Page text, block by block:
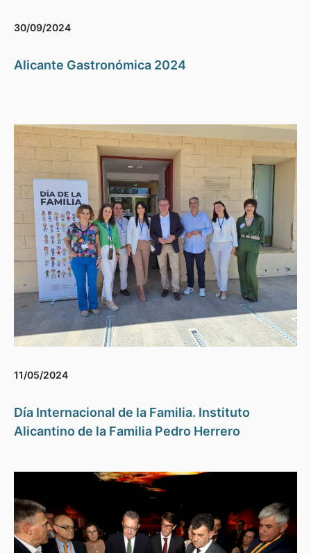
30/09/2024
Alicante Gastronómica 2024
11/05/2024
Día Internacional de la Familia. Instituto
Alicantino de la Familia Pedro Herrero